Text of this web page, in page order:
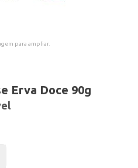
para ampliar.
Erva Doce 90g